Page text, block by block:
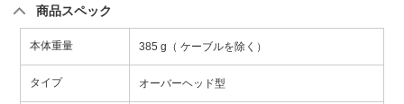
商品スペック
本体重量 385 g（ ケーブルを除く）
タイプ オーバーヘッド型